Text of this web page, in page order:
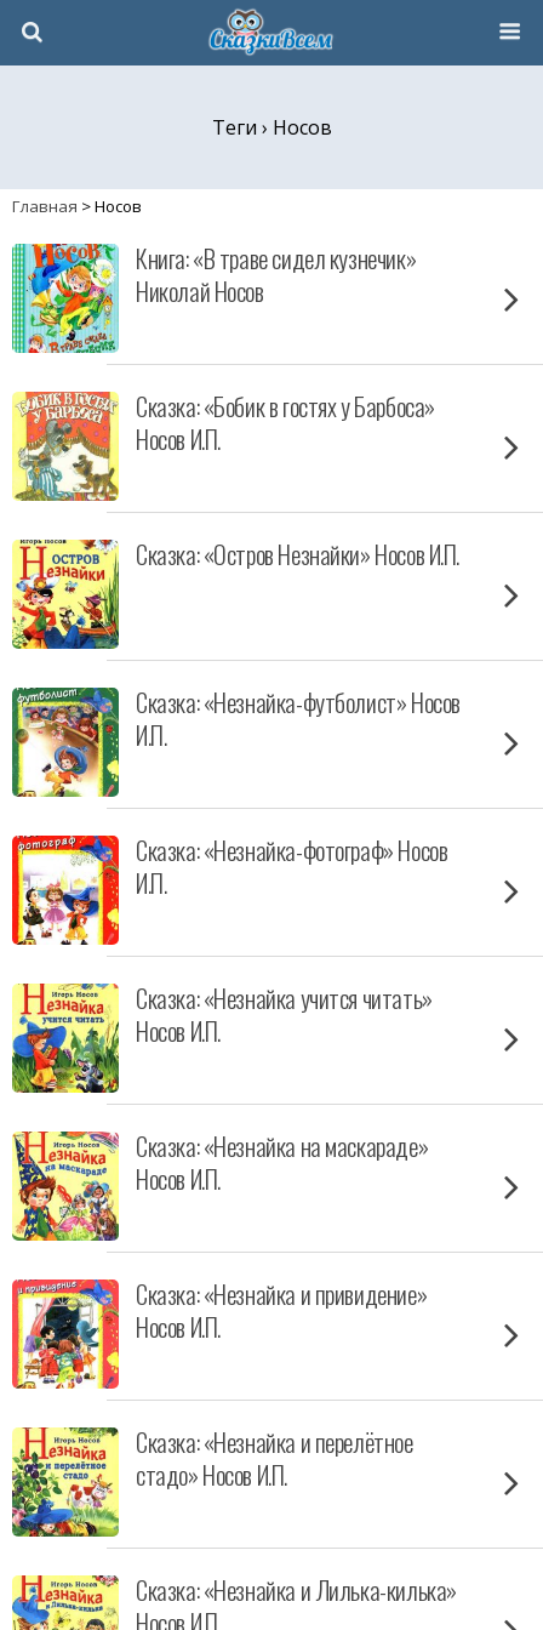
Теги › Носов
Главная >Носов
Книга: «В траве сидел кузнечик»
Николай Носов
Сказка: «Бобик в гостях у Барбоса»
Носов И.П.
Сказка: «Остров Незнайки» Носов И.П.
Сказка: «Незнайка-футболист» Носов
И.П.
Сказка: «Незнайка-фотограф» Носов
И.П.
Сказка: «Незнайка учится читать»
Носов И.П.
Сказка: «Незнайка на маскараде»
Носов И.П.
Сказка: «Незнайка и привидение»
Носов И.П.
Сказка: «Незнайка и перелётное
стадо» Носов И.П.
Сказка: «Незнайка и Лилька-килька»
Носов И.П.